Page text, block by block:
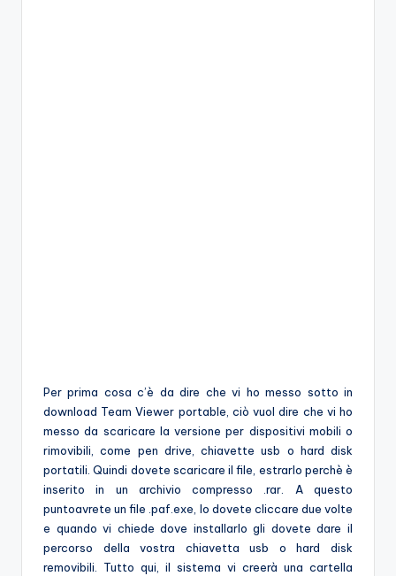
Per prima cosa c’è da dire che vi ho messo sotto in
download Team Viewer portable, ciò vuol dire che vi ho
messo da scaricare la versione per dispositivi mobili o
rimovibili, come pen drive, chiavette usb o hard disk
portatili. Quindi dovete scaricare il file, estrarlo perchè è
inserito in un archivio compresso .rar. A questo
puntoavrete un file .paf.exe, lo dovete cliccare due volte
e quando vi chiede dove installarlo gli dovete dare il
percorso della vostra chiavetta usb o hard disk
removibili. Tutto qui, il sistema vi creerà una cartella